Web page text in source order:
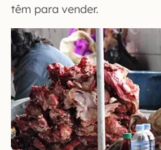
têm para vender.